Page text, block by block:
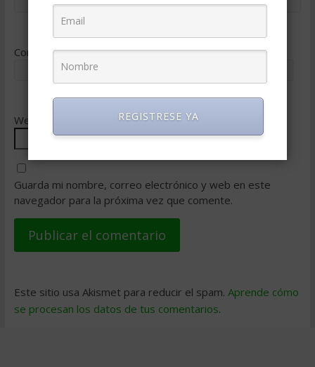
Correo electrónico*
Web
Guarda mi nombre, correo electrónico y web en este
navegador para la próxima vez que comente.
Este sitio usa Akismet para reducir el spam. Aprende cómo
se procesan los datos de tus comentarios.
REGISTRESE YA